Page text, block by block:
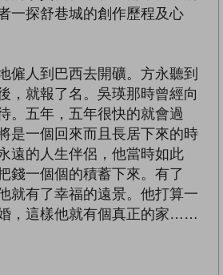
一探舒巷城的創作歷程及心
僱人到巴西去開礦。方永聽到
，就報了名。吳瑛那時曾經向
。五年，五年很快的就會過
是一個回來而且長居下來的時
遠的人生伴侶，他當時如此
錢一個個的積蓄下來。有了
就有了幸福的遠景。他打算一
，這樣他就有個真正的家……